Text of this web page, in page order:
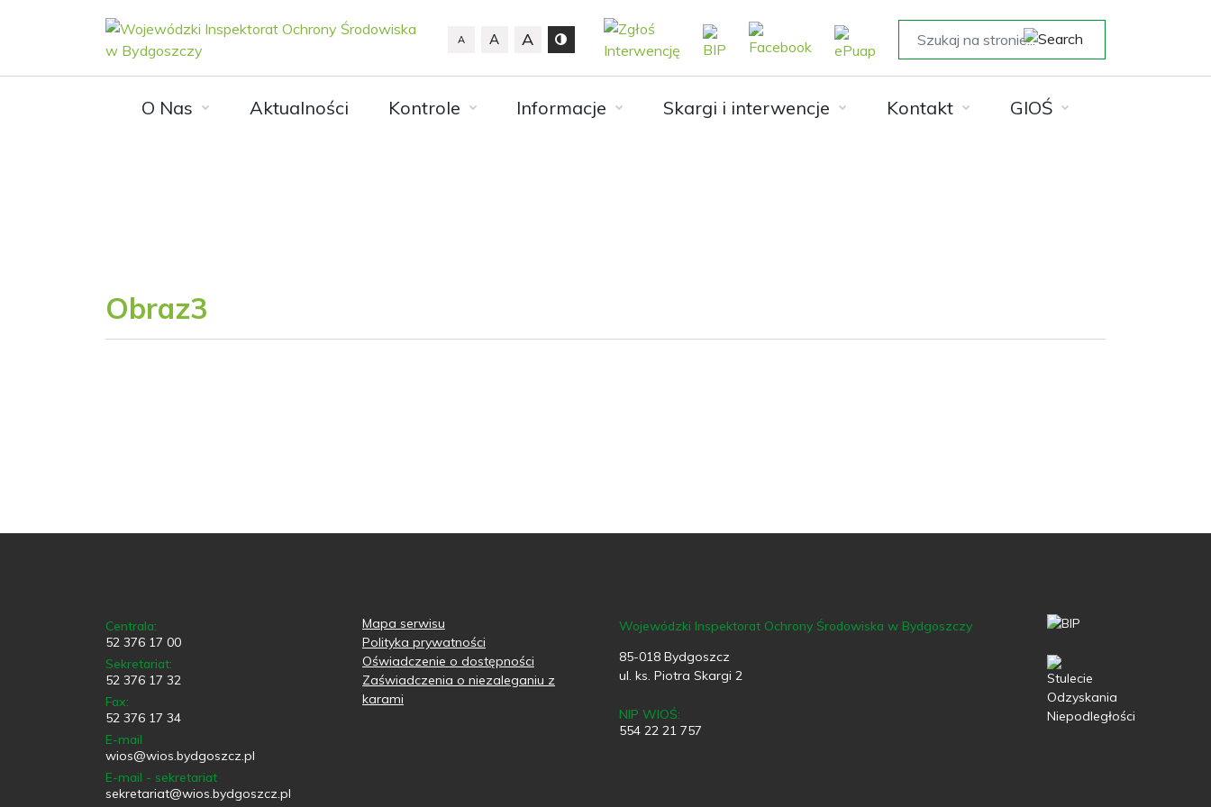
A A A
O Nas Aktualności Kontrole Informacje Skargi i interwencje Kontakt GIOŚ
Obraz3
Centrala:
52 376 17 00
Sekretariat:
52 376 17 32
Fax:
52 376 17 34
E-mail
wios@wios.bydgoszcz.pl
E-mail - sekretariat
sekretariat@wios.bydgoszcz.pl
Mapa serwisu
Polityka prywatności
Oświadczenie o dostępności
Zaświadczenia o niezaleganiu z
karami
Wojewódzki Inspektorat Ochrony Środowiska w Bydgoszczy
85-018 Bydgoszcz
ul. ks. Piotra Skargi 2
NIP WIOŚ:
554 22 21 757